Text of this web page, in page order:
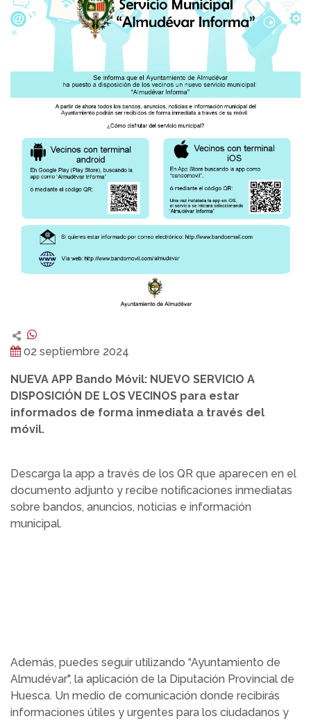
02 septiembre 2024
NUEVA APP Bando Móvil: NUEVO SERVICIO A
DISPOSICIÓN DE LOS VECINOS para estar
informados de forma inmediata a través del
móvil.
Descarga la app a través de los QR que aparecen en el
documento adjunto y recibe notificaciones inmediatas
sobre bandos, anuncios, noticias e información
municipal.
Además, puedes seguir utilizando “Ayuntamiento de
Almudévar", la aplicación de la Diputación Provincial de
Huesca. Un medio de comunicación donde recibirás
informaciones útiles y urgentes para los ciudadanos y